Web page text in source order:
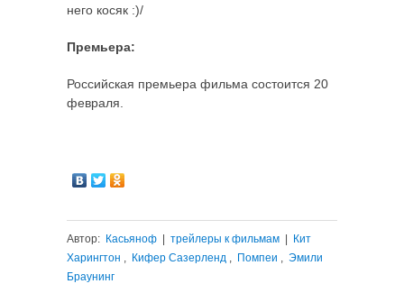
него косяк :)/
Премьера:
Российская премьера фильма состоится 20
февраля.
Автор: Касьяноф трейлеры к фильмам
Кит
Харингтон , Кифер Сазерленд , Помпеи , Эмили
Браунинг